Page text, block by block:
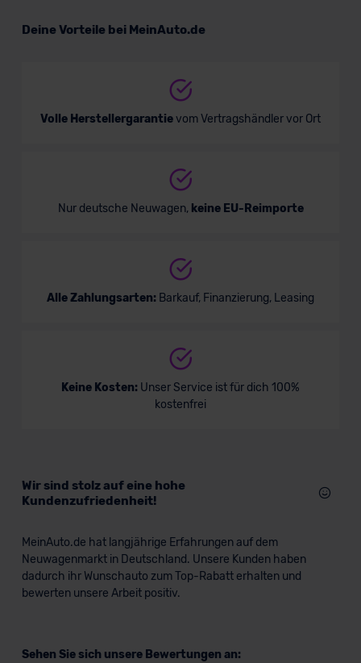
Deine Vorteile bei MeinAuto.de
Volle Herstellergarantievom Vertragshändler vor Ort
Nur deutsche Neuwagen, keine EU-Reimporte
Alle Zahlungsarten: Barkauf, Finanzierung, Leasing
Keine Kosten: Unser Service ist für dich 100%
kostenfrei
Wir sind stolz auf eine hohe
Kundenzufriedenheit!
MeinAuto.de hat langjährige Erfahrungen auf dem
Neuwagenmarkt in Deutschland. Unsere Kunden haben
dadurch ihr Wunschauto zum Top-Rabatt erhalten und
bewerten unsere Arbeit positiv.
Sehen Sie sich unsere Bewertungen an: